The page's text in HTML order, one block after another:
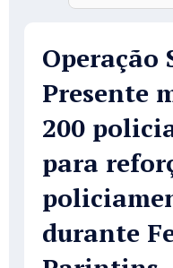
Operação
Presente
200
para
durante